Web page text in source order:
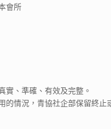
會所
實、準確、有效及完整。
情況，青協社企部保留終止